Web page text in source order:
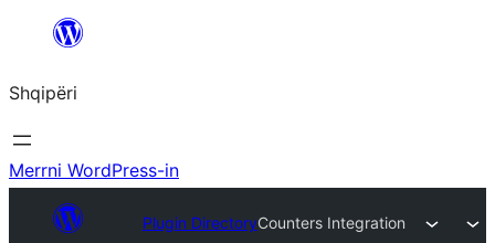
Hidhu
lënda
Shqipëri
Merrni WordPress-in
Plugin DirectoryCounters Integration